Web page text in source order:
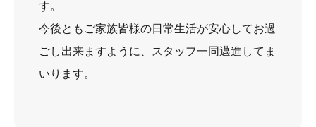
す。
今後ともご家族皆様の日常生活が安心してお過
ごし出来ますように、スタッフ一同邁進してま
いります。